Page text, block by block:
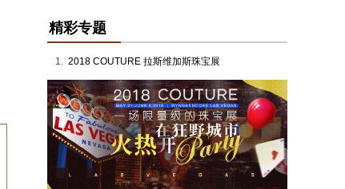
精彩专题
1. 2018 COUTURE 拉斯维加斯珠宝展